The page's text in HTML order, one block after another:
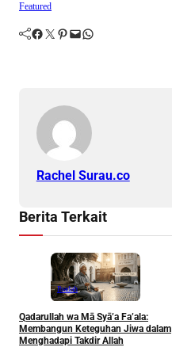
Featured
Facebook Twitter Pinterest Mail WhatsApp
Rachel Surau.co
Berita Terkait
Ibadah
Qadarullah wa Mā Syā’a Fa’ala:
Membangun Keteguhan Jiwa dalam
Menghadapi Takdir Allah